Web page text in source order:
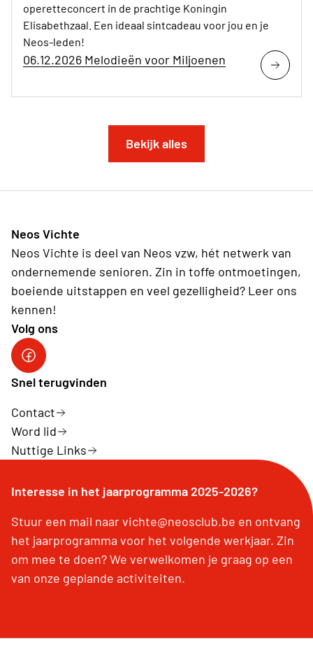
operetteconcert in de prachtige Koningin
Elisabethzaal. Een ideaal sintcadeau voor jou en je
Neos-leden!
06.12.2026 Melodieën voor Miljoenen
Bekijk alles
Neos Vichte
Neos Vichte is deel van Neos vzw, hét netwerk van
ondernemende senioren. Zin in toffe ontmoetingen,
boeiende uitstappen en veel gezelligheid? Leer ons
kennen!
Volg ons
Neos vzw
Snel terugvinden
Contact
Word lid
Nuttige Links
Interesse in het jaarprogramma 2025-2026?
Stuur een mail naar vichte@neosclub.be en ontvang
het jaarprogramma voor het volgende werkjaar. Zin
om mee te doen? We verwelkomen je graag op een
van onze geplande activiteiten.